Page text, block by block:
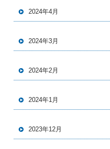
2024年4月
2024年3月
2024年2月
2024年1月
2023年12月